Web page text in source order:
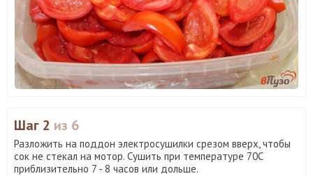
Шаг 2 из 6
Разложить на поддон электросушилки срезом вверх, чтобы
сок не стекал на мотор. Сушить при температуре 70С
приблизительно 7 - 8 часов или дольше.